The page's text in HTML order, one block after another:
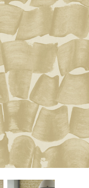
buy and sell
design
skills or
With an
marketplace
an unlimited
Envato
like you get
done faster.
About Envato
Careers
Policy